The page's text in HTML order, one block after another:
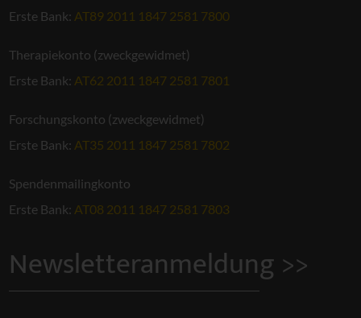
Erste Bank: AT89 2011 1847 2581 7800
Therapiekonto (zweckgewidmet)
Erste Bank: AT62 2011 1847 2581 7801
Forschungskonto (zweckgewidmet)
Erste Bank: AT35 2011 1847 2581 7802
Spendenmailingkonto
Erste Bank: AT08 2011 1847 2581 7803
Newsletteranmeldung >>